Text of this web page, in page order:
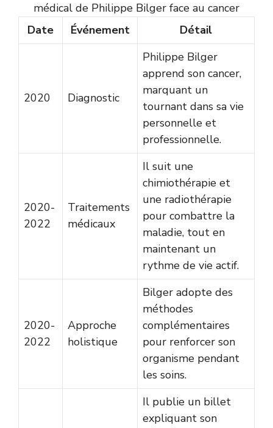
médical de Philippe Bilger face au cancer
Date
Événement Détail
2020 Diagnostic
Philippe Bilger
apprend son cancer,
marquant un
tournant dans sa vie
personnelle et
professionnelle.
2020-
2022
Traitements
médicaux
Il suit une
chimiothérapie et
une radiothérapie
pour combattre la
maladie, tout en
maintenant un
rythme de vie actif.
2020-
2022
Approche
holistique
Bilger adopte des
méthodes
complémentaires
pour renforcer son
organisme pendant
les soins.
Il publie un billet
expliquant son